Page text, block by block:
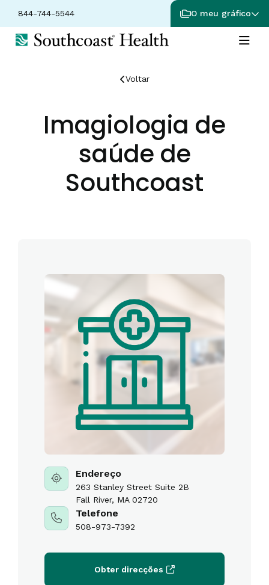
844-744-5544 O meu gráfico
Voltar
Imagiologia de
saúde de
Southcoast
Endereço
263 Stanley Street Suite 2B
Fall River, MA 02720
Telefone
508-973-7392
Obter direcções